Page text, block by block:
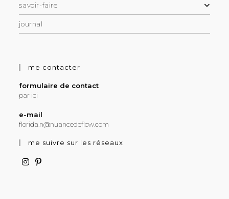
savoir-faire
journal
me contacter
formulaire de contact
par ici
e-mail
florida.n@nuancedeflow.com
me suivre sur les réseaux